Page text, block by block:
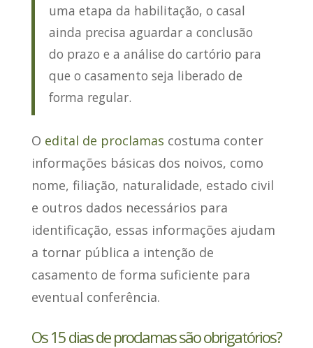
uma etapa da habilitação, o casal
ainda precisa aguardar a conclusão
do prazo e a análise do cartório para
que o casamento seja liberado de
forma regular.
O edital de proclamas costuma conter
informações básicas dos noivos, como
nome, filiação, naturalidade, estado civil
e outros dados necessários para
identificação, essas informações ajudam
a tornar pública a intenção de
casamento de forma suficiente para
eventual conferência.
Os 15 dias de proclamas são obrigatórios?